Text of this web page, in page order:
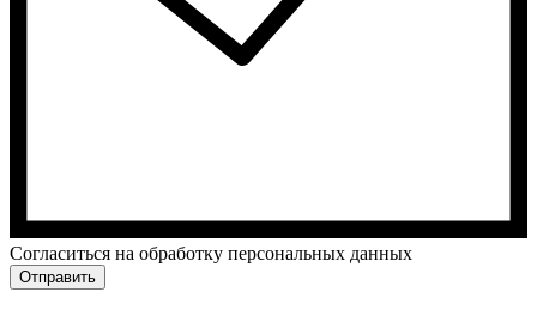
Cогласиться на обработку персональных данных
Отправить